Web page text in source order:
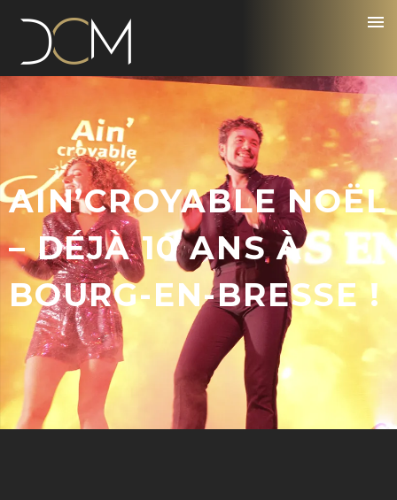
AIN’CROYABLE NOËL
– DÉJÀ 10 ANS À
BOURG-EN-BRESSE !